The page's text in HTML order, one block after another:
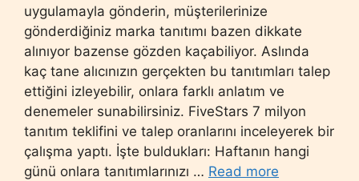
uygulamayla gönderin, müşterilerinize
gönderdiğiniz marka tanıtımı bazen dikkate
alınıyor bazense gözden kaçabiliyor. Aslında
kaç tane alıcınızın gerçekten bu tanıtımları talep
ettiğini izleyebilir, onlara farklı anlatım ve
denemeler sunabilirsiniz. FiveStars 7 milyon
tanıtım teklifini ve talep oranlarını inceleyerek bir
çalışma yaptı. İşte buldukları: Haftanın hangi
günü onlara tanıtımlarınızı … Read more